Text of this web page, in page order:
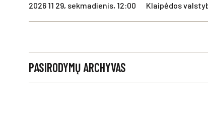
2026 11 29, sekmadienis, 12:00
Klaipėdos
PASIRODYMŲ ARCHYVAS